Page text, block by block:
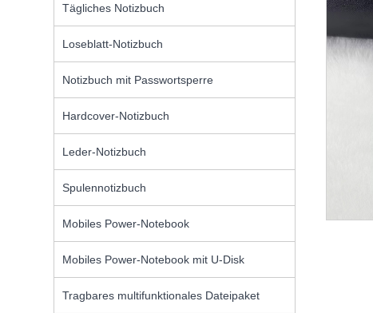
Tägliches Notizbuch
Loseblatt-Notizbuch
Notizbuch mit Passwortsperre
Hardcover-Notizbuch
Leder-Notizbuch
Spulennotizbuch
Mobiles Power-Notebook
Mobiles Power-Notebook mit U-Disk
Tragbares multifunktionales Dateipaket